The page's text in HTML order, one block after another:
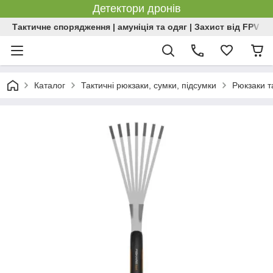
Детектори дронів
Тактичне спорядження | амуніція та одяг | Захист від FPV |
Каталог Тактичні рюкзаки, сумки, підсумки Рюкзаки